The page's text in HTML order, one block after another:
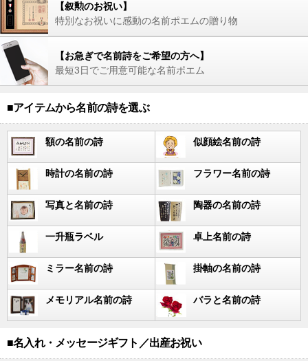
【叙勲のお祝い】
特別なお祝いに感動の名前ポエムの贈り物
【お急ぎで名前詩をご希望の方へ】
最短3日でご用意可能な名前ポエム
■アイテムから名前の詩を選ぶ
額の名前の詩 似顔絵名前の詩
時計の名前の詩 フラワー名前の詩
写真と名前の詩 陶器の名前の詩
一升瓶ラベル 卓上名前の詩
ミラー名前の詩 掛軸の名前の詩
メモリアル名前の詩 バラと名前の詩
■名入れ・メッセージギフト／出産お祝い